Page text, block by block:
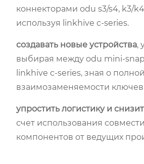
коннекторами odu s3/s4, k3/
используя linkhive c-series.
создавать новые устройства,
выбирая между odu mini-
linkhive c-series, зная о полной
взаимозаменяемости
упростить логистику и
счет использования
компонентов от ведущих